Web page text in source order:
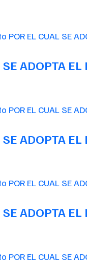
SE ADOPTA
SE ADOPTA
SE ADOPTA